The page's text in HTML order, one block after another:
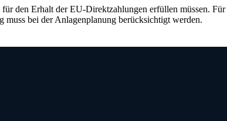
den Erhalt der EU-Direktzahlungen erfüllen müssen. Für
bei der Anlagenplanung berücksichtigt werden.